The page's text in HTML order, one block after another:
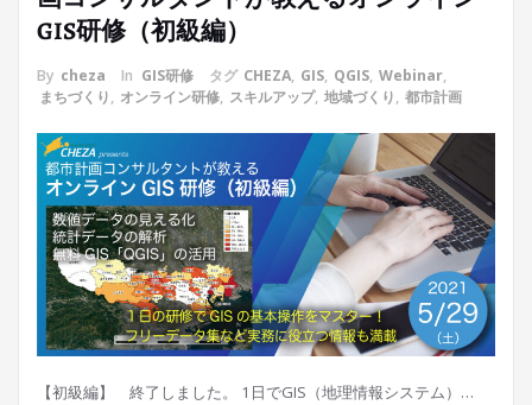
GIS研修（初級編）
By cheza In GIS研修 タグ CHEZA, GIS, QGIS, Webinar,
まちづくり, オンライン研修, スキルアップ, 地域づくり, 都市計画
【初級編】 終了しました。 1日でGIS（地理情報システム）…